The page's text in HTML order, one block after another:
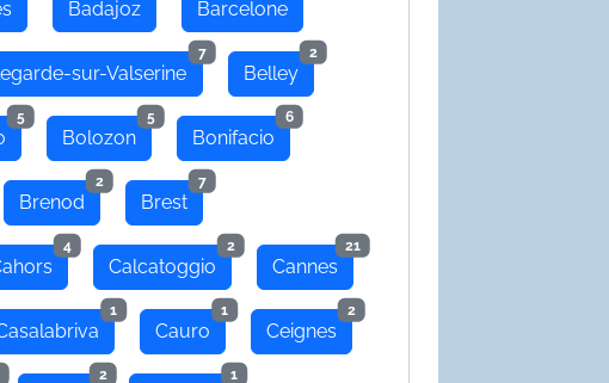
Badajoz Barcelone
sur-Valserine
7
Belley
2
5
Bolozon
5
Bonifacio
6
Brenod
2
Brest
7
4
Calcatoggio
2
Cannes
21
1
Cauro
1
Ceignes
2
2 1